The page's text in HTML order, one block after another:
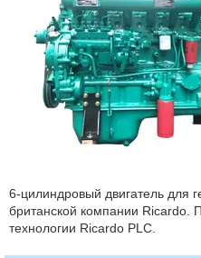
6-цилиндровый двигатель для
британской компании Ricardo.
технологии Ricardo PLC.